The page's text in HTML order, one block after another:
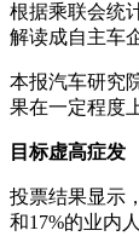
根据乘联会统
解读成自主车
本报汽车研究
果在一定程度
目标虚高症发
投票结果显示
和17%的业内